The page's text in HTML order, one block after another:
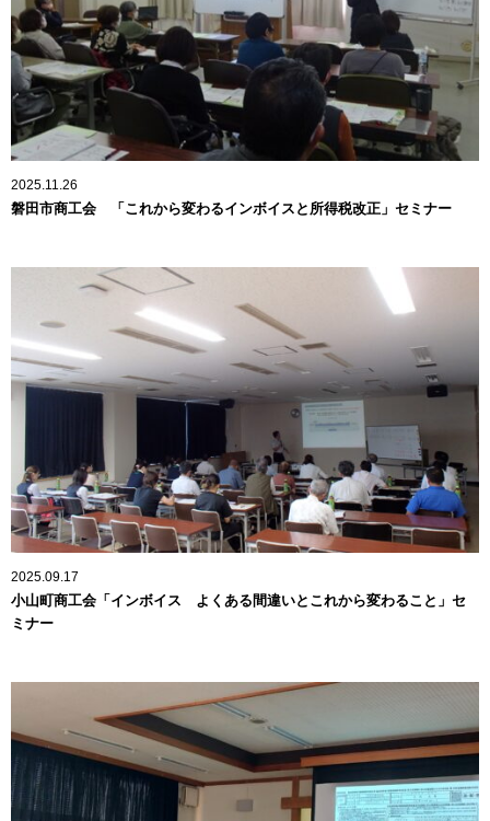
2025.11.26
磐田市商工会 「これから変わるインボイスと所得税改正」セミナー
2025.09.17
小山町商工会「インボイス よくある間違いとこれから変わること」セ
ミナー